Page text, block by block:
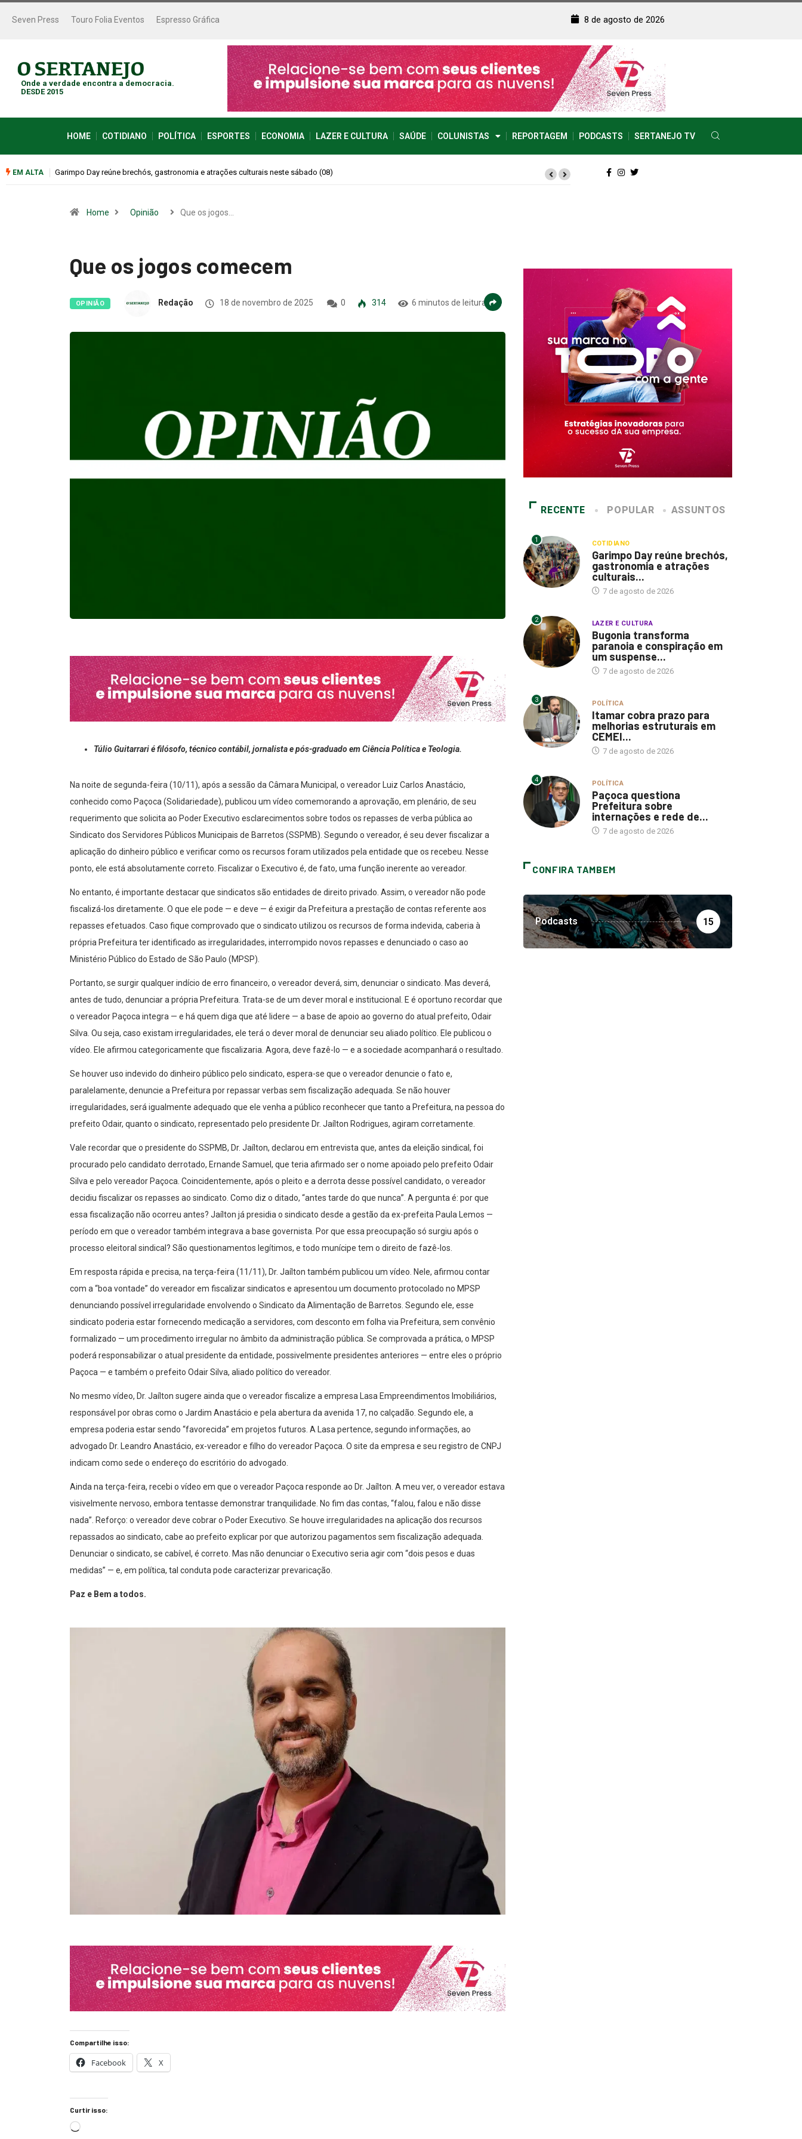
Seven Press Touro Folia Eventos Espresso Gráfica 8 de agosto de 2026
Onde a verdade encontra a democracia.
DESDE 2015
HOME COTIDIANO POLÍTICA ESPORTES ECONOMIA LAZER E CULTURA SAÚDE COLUNISTAS REPORTAGEM PODCASTS SERTANEJO TV
EM ALTA Bugonia transforma paranoia e conspiração em um suspense imprevisível
Home Opinião Que os jogos…
Que os jogos comecem
OPINIÃO Redação 18 de novembro de 2025 0 314 6 minutos de leitura
Túlio Guitarrari é filósofo, técnico contábil, jornalista e pós-graduado em Ciência Política e Teologia.
Na noite de segunda-feira (10/11), após a sessão da Câmara Municipal, o vereador Luiz Carlos Anastácio,
conhecido como Paçoca (Solidariedade), publicou um vídeo comemorando a aprovação, em plenário, de seu
requerimento que solicita ao Poder Executivo esclarecimentos sobre todos os repasses de verba pública ao
Sindicato dos Servidores Públicos Municipais de Barretos (SSPMB). Segundo o vereador, é seu dever fiscalizar a
aplicação do dinheiro público e verificar como os recursos foram utilizados pela entidade que os recebeu. Nesse
ponto, ele está absolutamente correto. Fiscalizar o Executivo é, de fato, uma função inerente ao vereador.
No entanto, é importante destacar que sindicatos são entidades de direito privado. Assim, o vereador não pode
fiscalizá-los diretamente. O que ele pode — e deve — é exigir da Prefeitura a prestação de contas referente aos
repasses efetuados. Caso fique comprovado que o sindicato utilizou os recursos de forma indevida, caberia à
própria Prefeitura ter identificado as irregularidades, interrompido novos repasses e denunciado o caso ao
Ministério Público do Estado de São Paulo (MPSP).
Portanto, se surgir qualquer indício de erro financeiro, o vereador deverá, sim, denunciar o sindicato. Mas deverá,
antes de tudo, denunciar a própria Prefeitura. Trata-se de um dever moral e institucional. E é oportuno recordar que
o vereador Paçoca integra — e há quem diga que até lidere — a base de apoio ao governo do atual prefeito, Odair
Silva. Ou seja, caso existam irregularidades, ele terá o dever moral de denunciar seu aliado político. Ele publicou o
vídeo. Ele afirmou categoricamente que fiscalizaria. Agora, deve fazê-lo — e a sociedade acompanhará o resultado.
Se houver uso indevido do dinheiro público pelo sindicato, espera-se que o vereador denuncie o fato e,
paralelamente, denuncie a Prefeitura por repassar verbas sem fiscalização adequada. Se não houver
irregularidades, será igualmente adequado que ele venha a público reconhecer que tanto a Prefeitura, na pessoa do
prefeito Odair, quanto o sindicato, representado pelo presidente Dr. Jaílton Rodrigues, agiram corretamente.
Vale recordar que o presidente do SSPMB, Dr. Jaílton, declarou em entrevista que, antes da eleição sindical, foi
procurado pelo candidato derrotado, Ernande Samuel, que teria afirmado ser o nome apoiado pelo prefeito Odair
Silva e pelo vereador Paçoca. Coincidentemente, após o pleito e a derrota desse possível candidato, o vereador
decidiu fiscalizar os repasses ao sindicato. Como diz o ditado, “antes tarde do que nunca”. A pergunta é: por que
essa fiscalização não ocorreu antes? Jaílton já presidia o sindicato desde a gestão da ex-prefeita Paula Lemos —
período em que o vereador também integrava a base governista. Por que essa preocupação só surgiu após o
processo eleitoral sindical? São questionamentos legítimos, e todo munícipe tem o direito de fazê-los.
Em resposta rápida e precisa, na terça-feira (11/11), Dr. Jaílton também publicou um vídeo. Nele, afirmou contar
com a “boa vontade” do vereador em fiscalizar sindicatos e apresentou um documento protocolado no MPSP
denunciando possível irregularidade envolvendo o Sindicato da Alimentação de Barretos. Segundo ele, esse
sindicato poderia estar fornecendo medicação a servidores, com desconto em folha via Prefeitura, sem convênio
formalizado — um procedimento irregular no âmbito da administração pública. Se comprovada a prática, o MPSP
poderá responsabilizar o atual presidente da entidade, possivelmente presidentes anteriores — entre eles o próprio
Paçoca — e também o prefeito Odair Silva, aliado político do vereador.
No mesmo vídeo, Dr. Jaílton sugere ainda que o vereador fiscalize a empresa Lasa Empreendimentos Imobiliários,
responsável por obras como o Jardim Anastácio e pela abertura da avenida 17, no calçadão. Segundo ele, a
empresa poderia estar sendo “favorecida” em projetos futuros. A Lasa pertence, segundo informações, ao
advogado Dr. Leandro Anastácio, ex-vereador e filho do vereador Paçoca. O site da empresa e seu registro de CNPJ
indicam como sede o endereço do escritório do advogado.
Ainda na terça-feira, recebi o vídeo em que o vereador Paçoca responde ao Dr. Jaílton. A meu ver, o vereador estava
visivelmente nervoso, embora tentasse demonstrar tranquilidade. No fim das contas, “falou, falou e não disse
nada”. Reforço: o vereador deve cobrar o Poder Executivo. Se houve irregularidades na aplicação dos recursos
repassados ao sindicato, cabe ao prefeito explicar por que autorizou pagamentos sem fiscalização adequada.
Denunciar o sindicato, se cabível, é correto. Mas não denunciar o Executivo seria agir com “dois pesos e duas
medidas” — e, em política, tal conduta pode caracterizar prevaricação.
Paz e Bem a todos.
Compartilhe isso:
Facebook X
Curtir isso:
RECENTE POPULAR ASSUNTOS
1 COTIDIANO
Garimpo Day reúne brechós,
gastronomia e atrações
culturais...
7 de agosto de 2026
2 LAZER E CULTURA
Bugonia transforma
paranoia e conspiração em
um suspense...
7 de agosto de 2026
3 POLÍTICA
Itamar cobra prazo para
melhorias estruturais em
CEMEI...
7 de agosto de 2026
4 POLÍTICA
Paçoca questiona
Prefeitura sobre
internações e rede de...
7 de agosto de 2026
CONFIRA TAMBEM
Podcasts 15